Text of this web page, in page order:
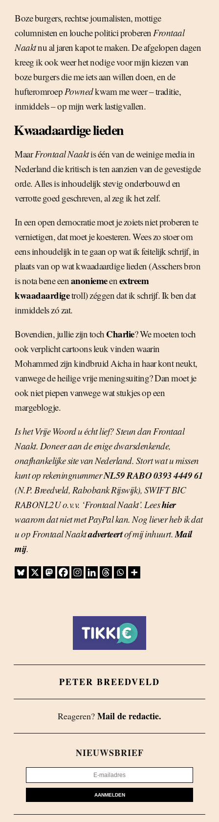
Boze burgers, rechtse journalisten, mottige
columnisten en louche politici proberenFrontaal
Naaktnu al jaren kapot te maken. De afgelopen dagen
kreeg ik ook weer het nodige voor mijn kiezen van
boze burgers die me iets aan willen doen, en de
hufteromroepPownedkwam me weer – traditie,
inmiddels – op mijn werk lastigvallen.
Kwaadaardige lieden
MaarFrontaal Naaktis één van de weinige media in
Nederland die kritisch is ten aanzien van de gevestigde
orde. Alles is inhoudelijk stevig onderbouwd en
verrotte goed geschreven, al zeg ik het zelf.
In een open democratie moet je zoiets niet proberen te
vernietigen, dat moet je koesteren. Wees zo stoer om
eens inhoudelijk in te gaan op wat ik feitelijk schrijf, in
plaats van op wat kwaadaardige lieden (Asschers bron
is nota bene eenanoniemeenextreem
kwaadaardigetroll) zéggen dat ik schrijf. Ik ben dat
inmiddels zó zat.
Bovendien, jullie zijn toch Charlie? We moeten toch
ook verplicht cartoons leuk vinden waarin
Mohammed zijn kindbruid Aicha in haar kont neukt,
vanwege de heilige vrije meningsuiting? Dan moet je
ook niet piepen vanwege wat stukjes op een
margeblogje.
Is het Vrije Woord u écht lief? Steun dan Frontaal
Naakt. Doneer aan de enige dwarsdenkende,
onafhankelijke site van Nederland. Stort wat u missen
kunt op rekeningnummerNL59 RABO 0393 4449 61
(N.P. Breedveld, Rabobank Rijswijk), SWIFT BIC
RABONL2U o.v.v. ‘Frontaal Naakt’. Leeshier
waarom dat niet met PayPal kan. Nog liever heb ik dat
u op Frontaal Naaktadverteertof mij inhuurt.Mail
mij.
PETER BREEDVELD
Reageren? Mail de redactie.
NIEUWSBRIEF
AANMELDEN